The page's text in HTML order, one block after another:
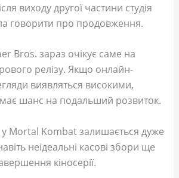
виходу другої частини студія
говорити про продовження.
Bros. зараз очікує саме на
релізу. Якщо онлайн-
виявляться високими,
шанс на подальший розвиток.
Mortal Kombat залишається дуже
неідеальні касові збори ще
кіносерії.